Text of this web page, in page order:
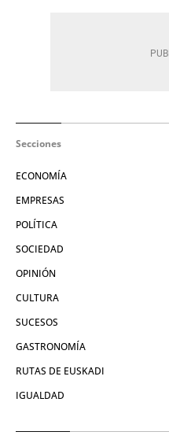
Secciones
ECONOMÍA
EMPRESAS
POLÍTICA
SOCIEDAD
OPINIÓN
CULTURA
SUCESOS
GASTRONOMÍA
RUTAS DE EUSKADI
IGUALDAD